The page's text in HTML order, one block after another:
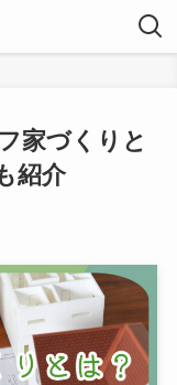
家づくりと
紹介